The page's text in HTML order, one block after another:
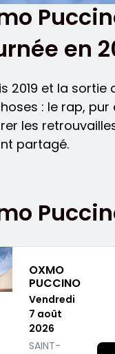
en
2019 et la
: le rap, pur
les
partagé.
OXMO
PUCCINO
Vendredi
7 août
2026
SAINT-